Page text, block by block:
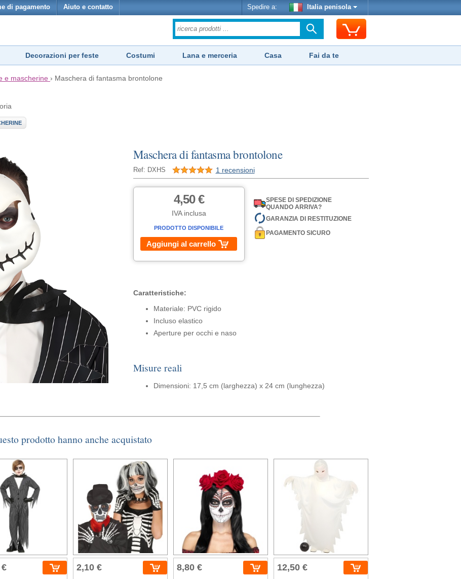
di pagamento Aiuto e contatto Spedire a: Italia penisola
Decorazioni per feste Costumi Lana e merceria Casa Fai da te
e mascherine › Maschera di fantasma brontolone
Maschera di fantasma brontolone
Ref: DXHS 1 recensioni
4,50 €
IVA inclusa
PRODOTTO DISPONIBILE
Aggiungi al carrello
SPESE DI SPEDIZIONE
QUANDO ARRIVA?
GARANZIA DI RESTITUZIONE
PAGAMENTO SICURO
Caratteristiche:
Materiale: PVC rigido
Incluso elastico
Aperture per occhi e naso
Misure reali
Dimensioni: 17,5 cm (larghezza) x 24 cm (lunghezza)
prodotto hanno anche acquistato
2,10 € 8,80 € 12,50 €